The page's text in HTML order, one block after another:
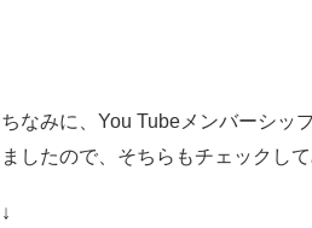
ちなみに、You Tubeメンバーシッ
ましたので、そちらもチェックして
↓